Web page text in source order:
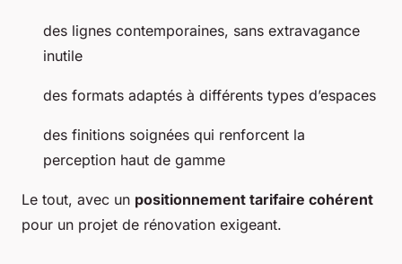
des lignes contemporaines, sans extravagance
inutile
des formats adaptés à différents types d’espaces
des finitions soignées qui renforcent la
perception haut de gamme
Le tout, avec un positionnement tarifaire cohérent
pour un projet de rénovation exigeant.